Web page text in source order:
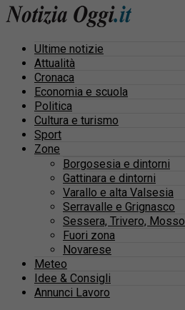
Ultime notizie
Attualità
Cronaca
Economia e scuola
Politica
Cultura e turismo
Sport
Zone
Borgosesia e dintorni
Gattinara e dintorni
Varallo e alta Valsesia
Serravalle e Grignasco
Sessera, Trivero, Mosso
Fuori zona
Novarese
Meteo
Idee & Consigli
Annunci Lavoro